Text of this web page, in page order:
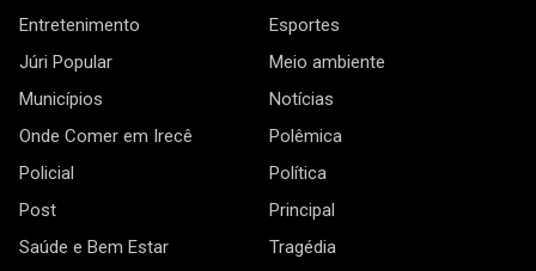
Entretenimento
Esportes
Júri Popular
Meio ambiente
Municípios
Notícias
Onde Comer em Irecê
Polêmica
Policial
Política
Post
Principal
Saúde e Bem Estar
Tragédia